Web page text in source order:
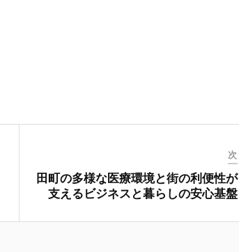
次
田町の多様な医療環境と街の利便性が
支えるビジネスと暮らしの安心基盤